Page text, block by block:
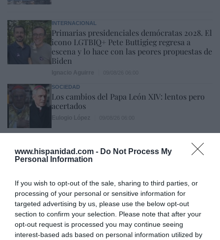
www.hispanidad.com - Do Not Process My
Personal Information
If you wish to opt-out of the sale, sharing to third parties, or
processing of your personal or sensitive information for
targeted advertising by us, please use the below opt-out
section to confirm your selection. Please note that after your
opt-out request is processed you may continue seeing
interest-based ads based on personal information utilized by
INTERNACIONAL
Primarias presidenciales demócratas 2028. El
icono LGTBIQ+ Pete Buttigieg regresa a
escena y lo hace con las peores propuestas de
Biden
SOCIEDAD
Los cambios del Papa León XIV: lentos pero
acertados
Marcelo Gullo: “El trabajo de desmitificar la
desmontar la falsificación, es un trabajo
cristiano"
por Hispanidad
Artículos anteriores